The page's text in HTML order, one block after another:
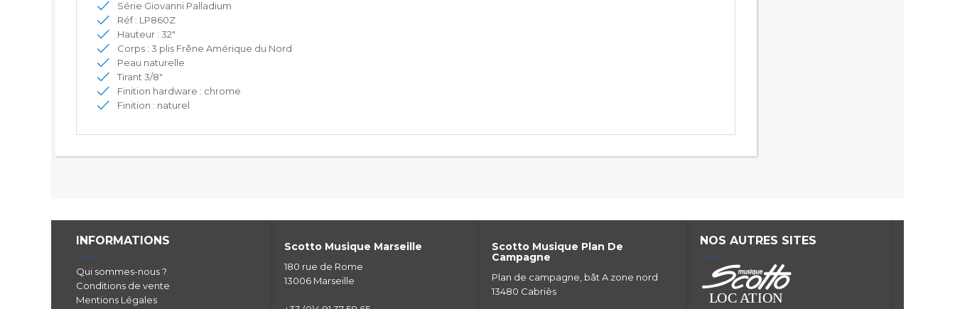
Série Giovanni Palladium
Réf : LP860Z
Hauteur : 32"
Corps : 3 plis Frêne Amérique du Nord
Peau naturelle
Tirant 3/8"
Finition hardware : chrome
Finition : naturel
INFORMATIONS
Qui sommes-nous ?
Conditions de vente
Mentions Légales
Scotto Musique Marseille
180 rue de Rome
13006 Marseille
Scotto Musique Plan De
Campagne
Plan de campagne, bât A zone nord
13480 Cabriès
NOS AUTRES SITES